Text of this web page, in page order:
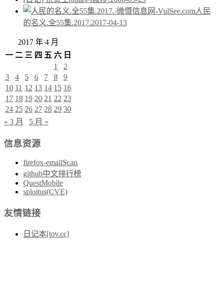
人民
的名义.全55集.2017.2017-04-13
2017 年 4 月
一 二 三 四 五 六 日
1
2
3
4 5 6 7 8
9
10 11 12 13 14 15 16
17 18 19 20 21 22 23
24 25 26 27 28 29 30
« 3 月
5 月 »
信息资源
firefox-emailScan
github中文排行榜
QuestMobile
sploitus(CVE)
友情链接
日记本[tov.cc]